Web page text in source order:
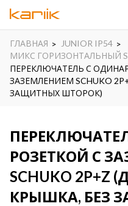
ГЛАВНАЯ
JUNIOR IP54
МИКС ГОРИЗОНТАЛЬНЫЙ
ПЕРЕКЛЮЧАТЕЛЬ С
ЗАЗЕМЛЕНИЕМ SCHUKO
ЗАЩИТНЫХ ШТОРОК)
РОЗЕТКОЙ С
SCHUKO
КРЫШКА, БЕЗ